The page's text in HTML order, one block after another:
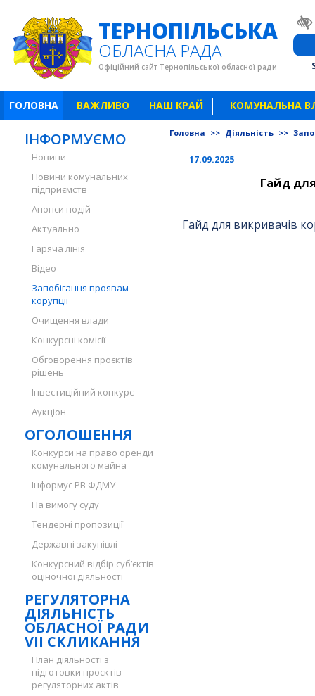
ТЕРНОПІЛЬСЬКА
ОБЛАСНА РАДА
Офіційний сайт Тернопільської обласної ради
ГОЛОВНА ВАЖЛИВО НАШ КРАЙ КОМУНАЛЬНА
ІНФОРМУЄМО
Новини
Новини комунальних
підприємств
Анонси подій
Актуально
Гаряча лінія
Відео
Запобігання проявам
корупції
Очищення влади
Конкурсні комісії
Обговорення проєктів
рішень
Інвестиційний конкурс
Аукціон
ОГОЛОШЕННЯ
Конкурси на право оренди
комунального майна
Інформує РВ ФДМУ
На вимогу суду
Тендерні пропозиції
Державні закупівлі
Конкурсний відбір суб’єктів
оціночної діяльності
РЕГУЛЯТОРНА
ДІЯЛЬНІСТЬ
ОБЛАСНОЇ РАДИ
VII СКЛИКАННЯ
План діяльності з
підготовки проєктів
регуляторних актів
Головна >> Діяльність >>
17.09.2025
Гайд
Гайд для викривачів